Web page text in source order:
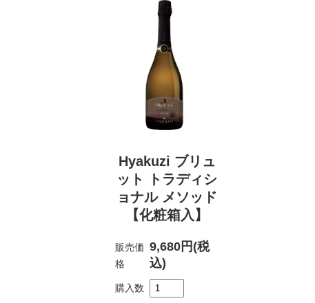
Hyakuzi ブリュ
ット トラディシ
ョナル メソッド
【化粧箱入】
販売価
格
9,680円(税
込)
購入数